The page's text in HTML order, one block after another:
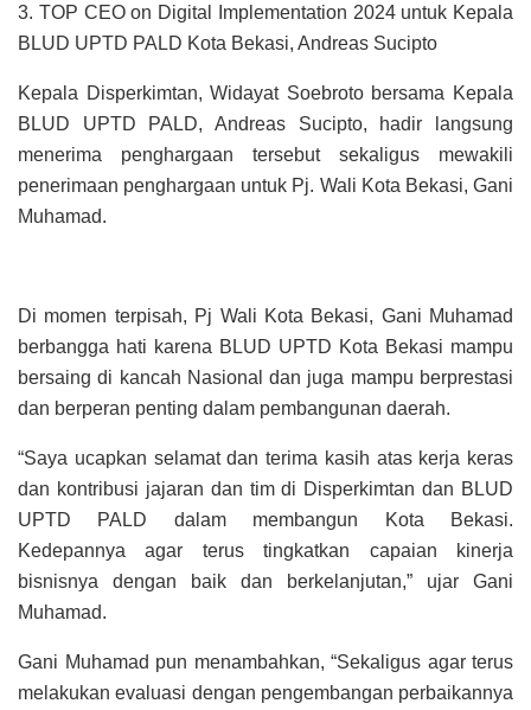
3. TOP CEO on Digital Implementation 2024 untuk Kepala
BLUD UPTD PALD Kota Bekasi, Andreas Sucipto
Kepala Disperkimtan, Widayat Soebroto bersama Kepala
BLUD UPTD PALD, Andreas Sucipto, hadir langsung
menerima penghargaan tersebut sekaligus mewakili
penerimaan penghargaan untuk Pj. Wali Kota Bekasi, Gani
Muhamad.
Di momen terpisah, Pj Wali Kota Bekasi, Gani Muhamad
berbangga hati karena BLUD UPTD Kota Bekasi mampu
bersaing di kancah Nasional dan juga mampu berprestasi
dan berperan penting dalam pembangunan daerah.
“Saya ucapkan selamat dan terima kasih atas kerja keras
dan kontribusi jajaran dan tim di Disperkimtan dan BLUD
UPTD PALD dalam membangun Kota Bekasi.
Kedepannya agar terus tingkatkan capaian kinerja
bisnisnya dengan baik dan berkelanjutan,” ujar Gani
Muhamad.
Gani Muhamad pun menambahkan, “Sekaligus agar terus
melakukan evaluasi dengan pengembangan perbaikannya